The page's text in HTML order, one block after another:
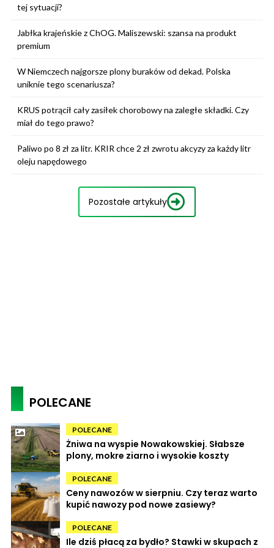
tej sytuacji?
Jabłka krajeńskie z ChOG. Maliszewski: szansa na produkt
premium
W Niemczech najgorsze plony buraków od dekad. Polska
uniknie tego scenariusza?
KRUS potrącił cały zasiłek chorobowy na zaległe składki. Czy
miał do tego prawo?
Paliwo po 8 zł za litr. KRIR chce 2 zł zwrotu akcyzy za każdy litr
oleju napędowego
Pozostałe artykuły
POLECANE
POLECANE
Żniwa na wyspie Nowakowskiej. Słabsze
plony, mokre ziarno i wysokie koszty
POLECANE
Ceny nawozów w sierpniu. Czy teraz warto
kupić nawozy pod nowe zasiewy?
POLECANE
Ile dziś płacą za bydło? Stawki w skupach z